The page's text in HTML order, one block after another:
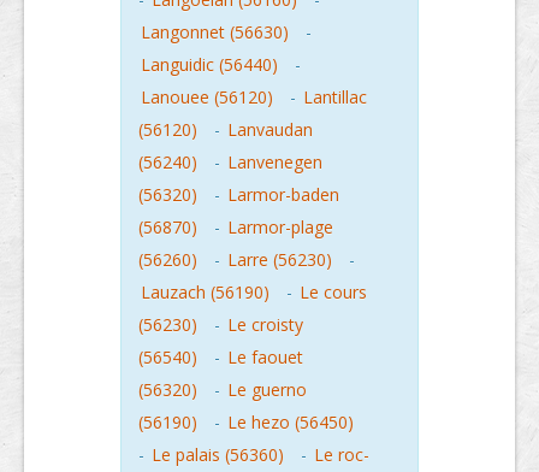
Langonnet (56630)
-
Languidic (56440)
-
Lanouee (56120)
- Lantillac
(56120)
- Lanvaudan
(56240)
- Lanvenegen
(56320)
- Larmor-baden
(56870)
- Larmor-plage
(56260)
- Larre (56230)
-
Lauzach (56190)
- Le cours
(56230)
- Le croisty
(56540)
- Le faouet
(56320)
- Le guerno
(56190)
- Le hezo (56450)
- Le palais (56360) - Le roc-